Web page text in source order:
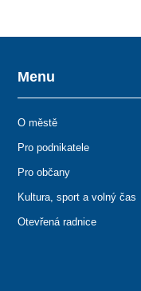
Menu
O městě
Pro podnikatele
Pro občany
Kultura, sport a volný čas
Otevřená radnice